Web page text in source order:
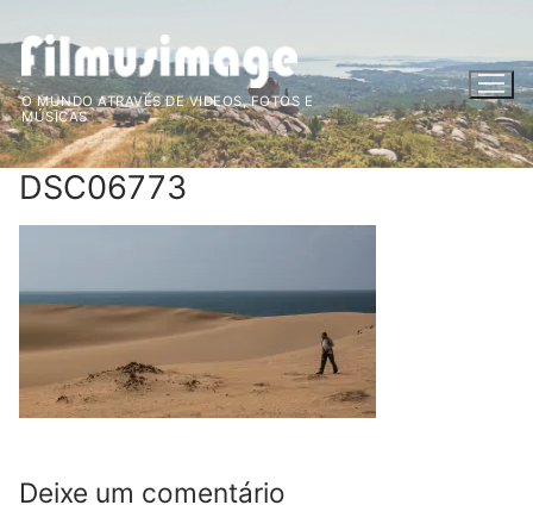
para
conteúdo
O MUNDO ATRAVÉS DE VIDEOS, FOTOS E
MÚSICAS
DSC06773
Deixe um comentário